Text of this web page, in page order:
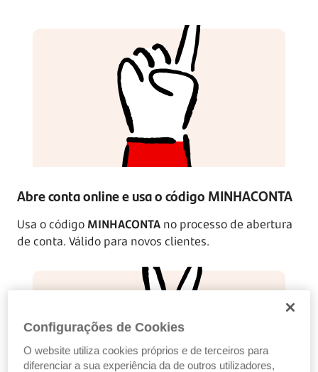
Abre conta online e usa o código MINHACONTA
Usa o código MINHACONTA no processo de abertura
de conta. Válido para novos clientes.
Configurações de Cookies
O website utiliza cookies próprios e de terceiros para
diferenciar a sua experiência da de outros utilizadores,